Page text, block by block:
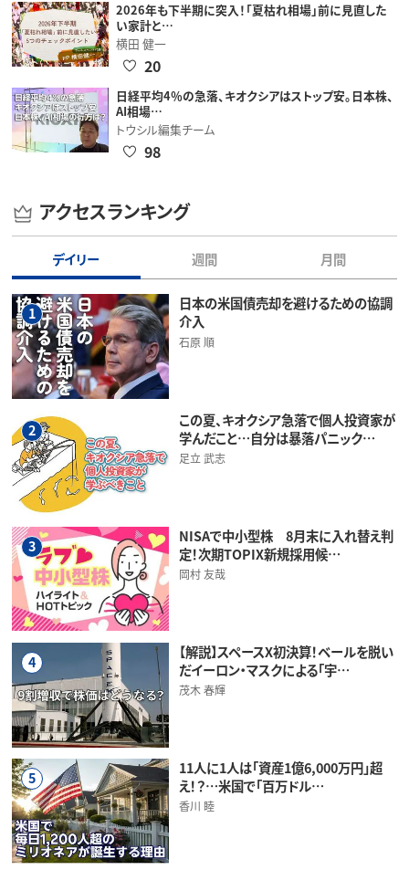
2026年も下半期に突入！「夏枯れ相場」前に見直した
い家計と…
横田 健一
20
日経平均4％の急落、キオクシアはストップ安。日本株、
AI相場…
トウシル編集チーム
98
アクセスランキング
デイリー 週間 月間
1
日本の米国債売却を避けるための協調
介入
石原 順
2
この夏、キオクシア急落で個人投資家が
学んだこと…自分は暴落パニック…
足立 武志
3
NISAで中小型株 8月末に入れ替え判
定！次期TOPIX新規採用候…
岡村 友哉
4
【解説】スペースX初決算！ベールを脱い
だイーロン・マスクによる「宇…
茂木 春輝
5
11人に1人は「資産1億6,000万円」超
え！？…米国で「百万ドル…
香川 睦